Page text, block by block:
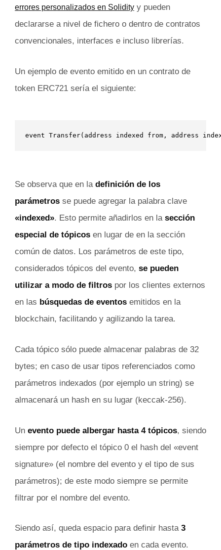
errores personalizados en Solidity y pueden
declararse a nivel de fichero o dentro de contratos
convencionales, interfaces e incluso librerías.
Un ejemplo de evento emitido en un contrato de
token ERC721 sería el siguiente:
event Transfer(address indexed from, address
Se observa que en la definición de los
parámetros se puede agregar la palabra clave
«indexed». Esto permite añadirlos en la sección
especial de tópicos en lugar de en la sección
común de datos. Los parámetros de este tipo,
considerados tópicos del evento, se pueden
utilizar a modo de filtros por los clientes externos
en las búsquedas de eventos emitidos en la
blockchain, facilitando y agilizando la tarea.
Cada tópico sólo puede almacenar palabras de 32
bytes; en caso de usar tipos referenciados como
parámetros indexados (por ejemplo un string) se
almacenará un hash en su lugar (keccak-256).
Un evento puede albergar hasta 4 tópicos, siendo
siempre por defecto el tópico 0 el hash del «event
signature» (el nombre del evento y el tipo de sus
parámetros); de este modo siempre se permite
filtrar por el nombre del evento.
Siendo así, queda espacio para definir hasta3
parámetros de tipo indexado en cada evento.